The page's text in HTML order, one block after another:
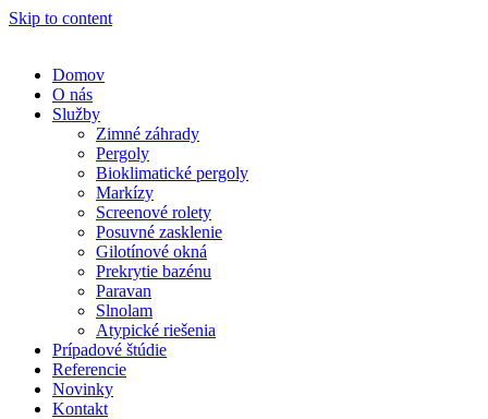
Skip to content
Domov
O nás
Služby
Zimné záhrady
Pergoly
Bioklimatické pergoly
Markízy
Screenové rolety
Posuvné zasklenie
Gilotínové okná
Prekrytie bazénu
Paravan
Slnolam
Atypické riešenia
Prípadové štúdie
Referencie
Novinky
Kontakt